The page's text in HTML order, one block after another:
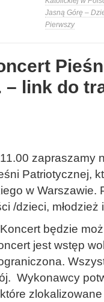
Jasną Górę –
Pierwszy
– link do
zapraszamy
Patriotycznej,
w Warszawie.
/dzieci, młodzież
będzie
jest wstęp
Wykonawcy